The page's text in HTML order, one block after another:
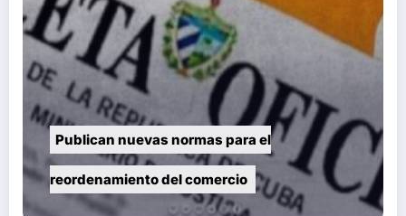
Publican nuevas normas para el
reordenamiento del comercio